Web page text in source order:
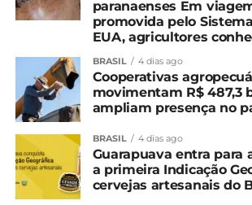
o aluno.
Para Letícia Ferraz Chul da Rocha,
escola, a experiência de visitar a
marcada na memória das crianças.
nunca estiveram na universidade,
então achei importante trazê-los
a importância desse espaço. E todo
eles tiveram contato aqui foi incrível,
sempre aprendem melhor na
professora.
paranaenses Em
promovida pelo
EUA, agricultores
BRASIL 4 dias ago
Cooperativas
movimentam R$ 487,3
ampliam presença no
BRASIL 4 dias ago
Guarapuava entra para
a primeira Indicação
cervejas artesanais do